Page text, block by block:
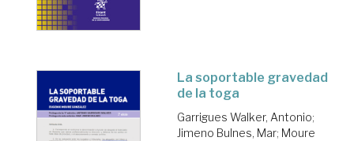
La soportable gravedad
de la toga
Garrigues Walker, Antonio;
Jimeno Bulnes, Mar; Moure